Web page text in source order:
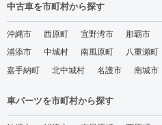
中古車を市町村から探す
沖縄市 西原町 宜野湾市 那覇市
浦添市
中城村 南風原町 八重瀬町
嘉手納町
北中城村 名護市 南城市
車パーツを市町村から探す